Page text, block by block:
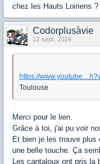
chez les Hauts Loiriens ?
Codorplusàvie
12 sept. 2024
https://
Toulouse
Merci pour le lien.
Grâce à toi, j'ai pu voir
Et bien je les trouve
une belle touche. Ça
Les cantaloux ont pris la